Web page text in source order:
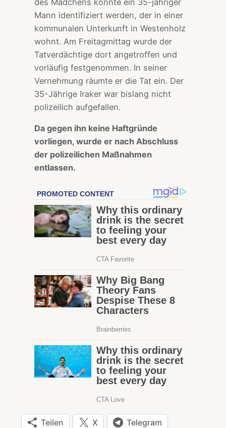
Mann identifiziert werden, der in einer
kommunalen Unterkunft in Westenholz
wohnt. Am Freitagmittag wurde der
Tatverdächtige dort angetroffen und
vorläufig festgenommen. In seiner
Vernehmung räumte er die Tat ein. Der
35-Jährige Iraker war bislang nicht
polizeilich aufgefallen.
Da gegen ihn keine Haftgründe
vorliegen, wurde er nach Abschluss
der polizeilichen Maßnahmen
entlassen.
Teilen X
Telegram